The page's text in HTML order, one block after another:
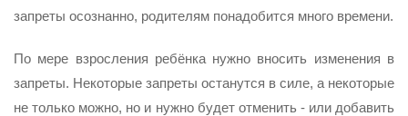
запреты осознанно, родителям понадобится много времени.
По мере взросления ребёнка нужно вносить изменения в
запреты. Некоторые запреты останутся в силе, а некоторые
не только можно, но и нужно будет отменить - или добавить